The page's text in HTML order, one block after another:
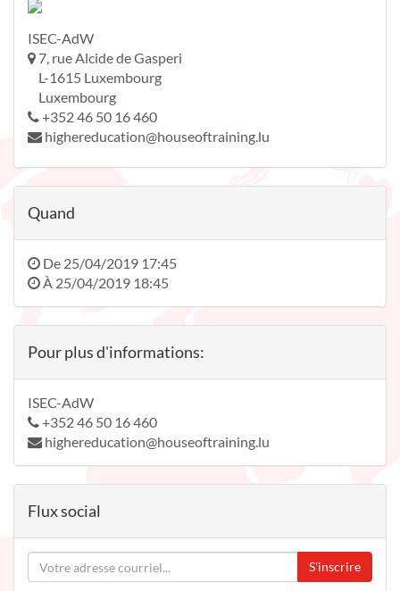
ISEC-AdW
7, rue Alcide de Gasperi
L-1615 Luxembourg
Luxembourg
+352 46 50 16 460
highereducation@houseoftraining.lu
Quand
De 25/04/2019 17:45
À 25/04/2019 18:45
Pour plus d'informations:
ISEC-AdW
+352 46 50 16 460
highereducation@houseoftraining.lu
Flux social
S'inscrire